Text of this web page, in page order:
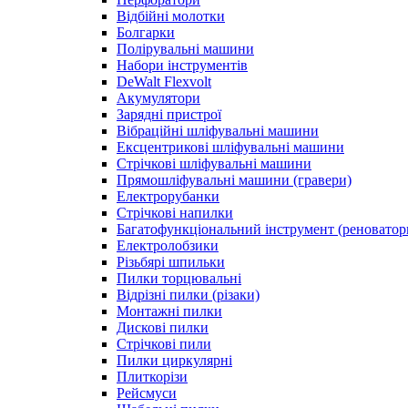
Відбійні молотки
Болгарки
Полірувальні машини
Набори інструментів
DeWalt Flexvolt
Акумулятори
Зарядні пристрої
Вібраційні шліфувальні машини
Ексцентрикові шліфувальні машини
Стрічкові шліфувальні машини
Прямошліфувальні машини (гравери)
Електрорубанки
Стрічкові напилки
Багатофункціональний інструмент
Електролобзики
Різьбярі шпильки
Пилки торцювальні
Відрізні пилки (різаки)
Монтажні пилки
Дискові пилки
Стрічкові пили
Пилки циркулярні
Плиткорізи
Рейсмуси